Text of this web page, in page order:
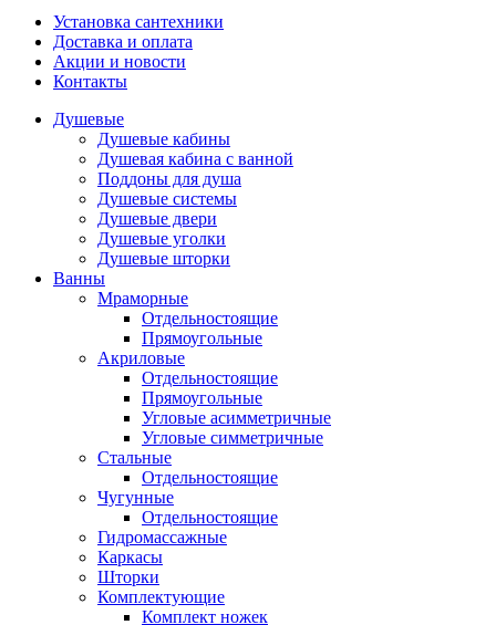
Установка сантехники
Доставка и оплата
Акции и новости
Контакты
Душевые
Душевые кабины
Душевая кабина с ванной
Поддоны для душа
Душевые системы
Душевые двери
Душевые уголки
Душевые шторки
Ванны
Мраморные
Отдельностоящие
Прямоугольные
Акриловые
Отдельностоящие
Прямоугольные
Угловые асимметричные
Угловые симметричные
Стальные
Отдельностоящие
Чугунные
Отдельностоящие
Гидромассажные
Каркасы
Шторки
Комплектующие
Комплект ножек